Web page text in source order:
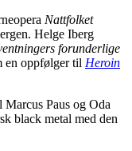
Nattfolket
Helge Iberg
forunderlige
en oppfølger til Heroin
Marcus Paus og Oda
black metal med den